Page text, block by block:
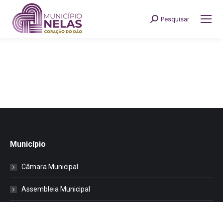
Search:
Pesquisar
Município
Câmara Municipal
Assembleia Municipal